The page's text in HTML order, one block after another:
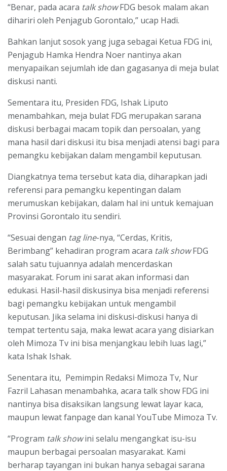
“Benar, pada acara talk showFDG besok malam akan
dihariri oleh Penjagub Gorontalo,” ucap Hadi.
Bahkan lanjut sosok yang juga sebagai Ketua FDG ini,
Penjagub Hamka Hendra Noer nantinya akan
menyapaikan sejumlah ide dan gagasanya di meja bulat
diskusi nanti.
Sementara itu, Presiden FDG, Ishak Liputo
menambahkan, meja bulat FDG merupakan sarana
diskusi berbagai macam topik dan persoalan, yang
mana hasil dari diskusi itu bisa menjadi atensi bagi para
pemangku kebijakan dalam mengambil keputusan.
Diangkatnya tema tersebut kata dia, diharapkan jadi
referensi para pemangku kepentingan dalam
merumuskan kebijakan, dalam hal ini untuk kemajuan
Provinsi Gorontalo itu sendiri.
“Sesuai dengan tag line-nya, “Cerdas, Kritis,
Berimbang” kehadiran program acara talk showFDG
salah satu tujuannya adalah mencerdaskan
masyarakat. Forum ini sarat akan informasi dan
edukasi. Hasil-hasil diskusinya bisa menjadi referensi
bagi pemangku kebijakan untuk mengambil
keputusan. Jika selama ini diskusi-diskusi hanya di
tempat tertentu saja, maka lewat acara yang disiarkan
oleh Mimoza Tv ini bisa menjangkau lebih luas lagi,”
kata Ishak Ishak.
Senentara itu, Pemimpin Redaksi Mimoza Tv, Nur
Fazril Lahasan menambahka, acara talk show FDG ini
nantinya bisa disaksikan langsung lewat layar kaca,
maupun lewat fanpage dan kanal YouTube Mimoza Tv.
“Program talk showini selalu mengangkat isu-isu
maupun berbagai persoalan masyarakat. Kami
berharap tayangan ini bukan hanya sebagai sarana